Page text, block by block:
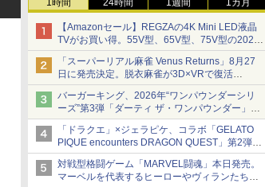
1時間 24時間 1週間 1カ月
【Amazonセール】REGZAの4K Mini LED液晶
TVがお買い得。55V型、65V型、75V型の2026
年モデルがラインナップ
「スーパーリアル麻雀 Venus Returns」8月27
日に発売決定。脱衣麻雀が3D×VRで復活
発売から2週間は20%オフになるセールが実施
バーガーキング、2026年“ワンパウンダーシリ
ーズ”第3弾「ダーティ ザ・ワンパウンダー」を
8月7日発売
「特製ガーリックマヨソース」を使用した超大
型チーズバーガー
「ドラクエ」×ジェラピケ、コラボ「GELATO
PIQUE encounters DRAGON QUEST」第2弾が
本日発売
アイスカップに入ったスライムやわたぼう、ベ
ビーサタンなどがオリジナルアートで登場
対戦型格闘ゲーム「MARVEL闘魂」本日発売。
マーベルを代表するヒーローやヴィランたちが